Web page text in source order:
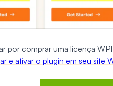
por comprar uma licença
e ativar o plugin em seu site